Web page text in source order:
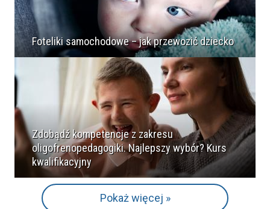
Foteliki samochodowe – jak przewozić dziecko
Zdobądź kompetencje z zakresu
oligofrenopedagogiki. Najlepszy wybór? Kurs
kwalifikacyjny
Pokaż więcej »